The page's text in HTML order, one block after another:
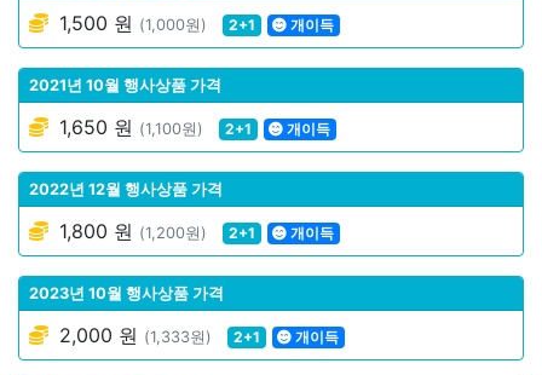
1,500 원 (1,000원) 2+1 개이득
2021년 10월 행사상품 가격
1,650 원 (1,100원) 2+1 개이득
2022년 12월 행사상품 가격
1,800 원 (1,200원) 2+1 개이득
2023년 10월 행사상품 가격
2,000 원 (1,333원) 2+1 개이득